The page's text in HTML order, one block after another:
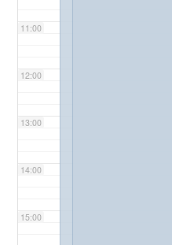
11:00
12:00
13:00
14:00
15:00